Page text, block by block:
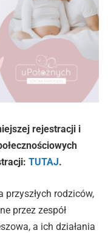
rejestracji i
TUTAJ.
przyszłych rodziców,
przez zespół
a ich działania